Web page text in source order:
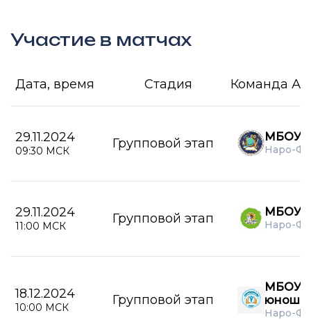
Участие в матчах
Дата, время Стадия Команда А
29.11.2024
09:30 МСК Групповой этап МБОУ
Наро-
29.11.2024
11:00 МСК Групповой этап МБОУ
Наро-
18.12.2024
10:00 МСК Групповой этап
МБОУ
юноши
Наро-